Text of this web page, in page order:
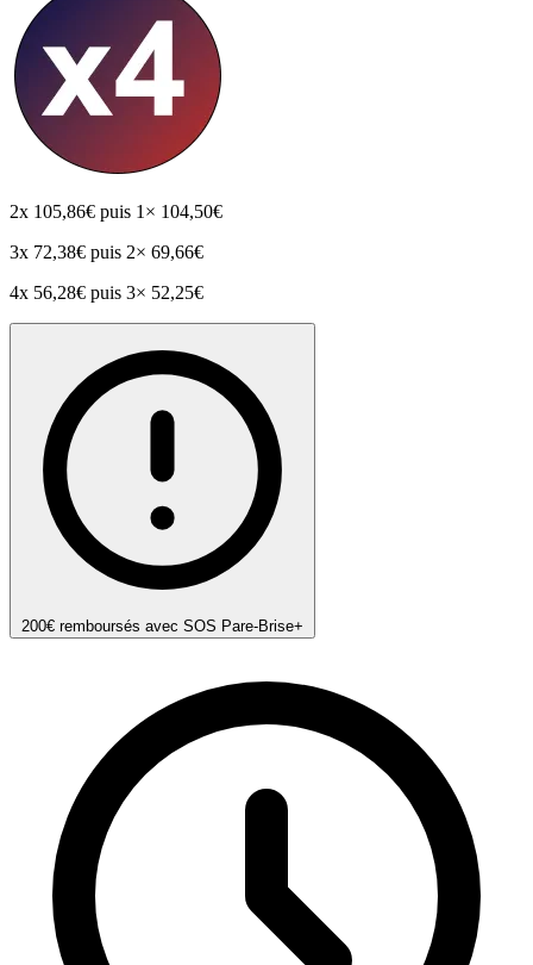
2x 105,86€ puis 1× 104,50€
3x 72,38€ puis 2× 69,66€
4x 56,28€ puis 3× 52,25€
200€ remboursés avec SOS Pare-Brise+